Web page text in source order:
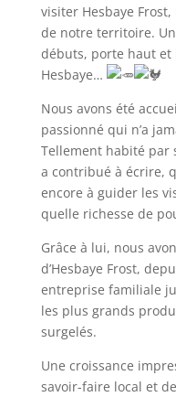
visiter Hesbaye
de notre territoire.
débuts, porte haut et
Hesbaye…
Nous avons été
passionné qui n’a
Tellement habité par
a contribué à écrire,
encore à guider les
quelle richesse de
Grâce à lui, nous
d’Hesbaye Frost,
entreprise familiale
les plus grands
surgelés.
Une croissance
savoir-faire local et